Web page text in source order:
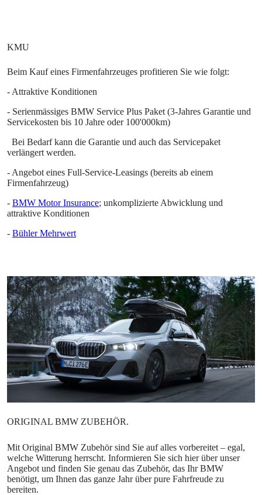
Beim Kauf eines Firmenfahrzeuges profitieren Sie wie folgt:
- Attraktive Konditionen
- Serienmässiges BMW Service Plus Paket (3-Jahres Garantie und
Servicekosten bis 10 Jahre oder 100'000km)
Bei Bedarf kann die Garantie und auch das Servicepaket
verlängert werden.
- Angebot eines Full-Service-Leasings (bereits ab einem
Firmenfahrzeug)
- BMW Motor Insurance; unkomplizierte Abwicklung und
attraktive Konditionen
- Bühler Mehrwert
Mit Original BMW Zubehör sind Sie auf alles vorbereitet – egal,
welche Witterung herrscht. Informieren Sie sich hier über unser
Angebot und finden Sie genau das Zubehör, das Ihr BMW
benötigt, um Ihnen das ganze Jahr über pure Fahrfreude zu
bereiten.